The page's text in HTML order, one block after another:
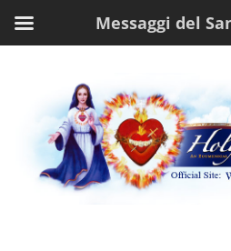
Messaggi del